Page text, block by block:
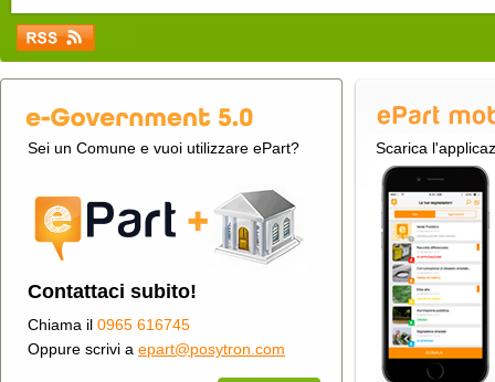
Sei un Comune e vuoi utilizzare ePart?
Contattaci subito!
Chiama il 0965 616745
Oppure scrivi a epart@posytron.com
Scarica